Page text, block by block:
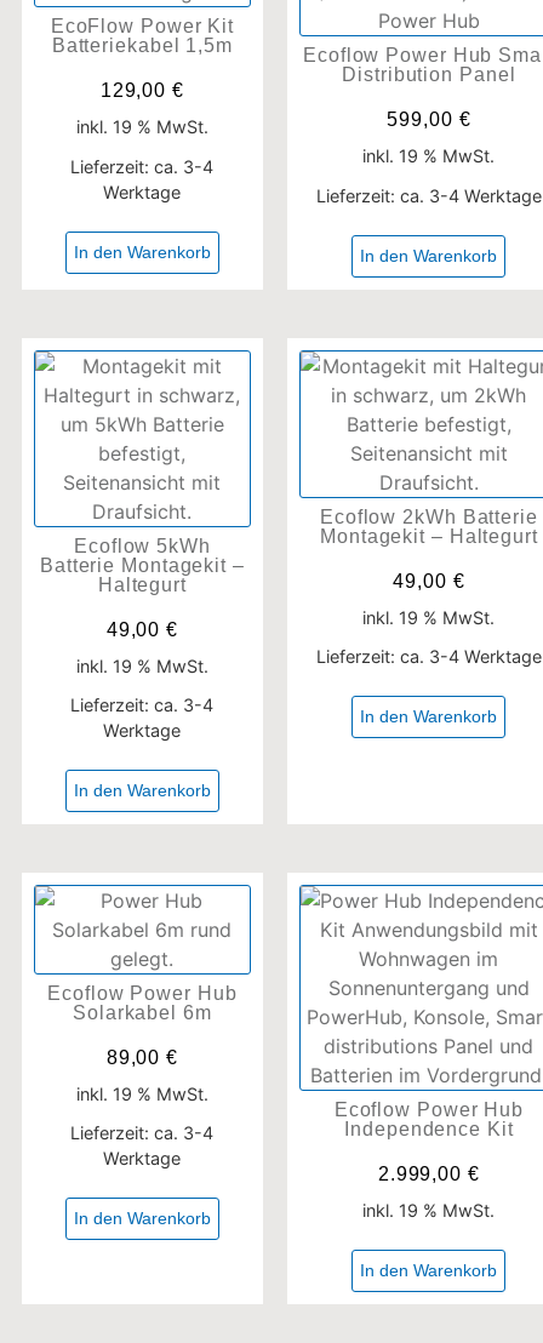
EcoFlow Power Kit
Batteriekabel 1,5m
129,00€
inkl. 19 % MwSt.
Lieferzeit:ca. 3-4
Werktage
In den Warenkorb
Ecoflow Power Hub
Distribution Panel
599,00 €
inkl. 19 % MwSt.
Lieferzeit: ca. 3-4 Werktage
In den Warenkorb
Ecoflow 5kWh
Batterie Montagekit –
Haltegurt
49,00€
inkl. 19 % MwSt.
Lieferzeit:ca. 3-4
Werktage
In den Warenkorb
Ecoflow 2kWh Batterie
Montagekit – Haltegurt
49,00 €
inkl. 19 % MwSt.
Lieferzeit: ca. 3-4 Werktage
In den Warenkorb
Ecoflow Power Hub
Solarkabel 6m
89,00€
inkl. 19 % MwSt.
Lieferzeit:ca. 3-4
Werktage
In den Warenkorb
Ecoflow Power Hub
Independence Kit
2.999,00 €
inkl. 19 % MwSt.
In den Warenkorb